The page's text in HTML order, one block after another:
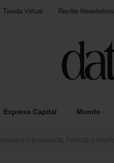
Tienda Virtual Recibe Newsletters
Express Capital Mundo